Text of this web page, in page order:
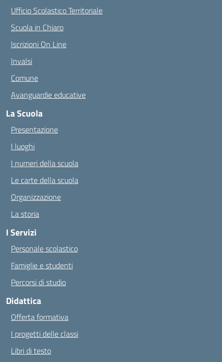
Ufficio Scolastico Territoriale
Scuola in Chiaro
Iscrizioni On Line
Invalsi
Comune
Avanguardie educative
La Scuola
Presentazione
I luoghi
I numeri della scuola
Le carte della scuola
Organizzazione
La storia
I Servizi
Personale scolastico
Famiglie e studenti
Percorsi di studio
Didattica
Offerta formativa
I progetti delle classi
Libri di testo